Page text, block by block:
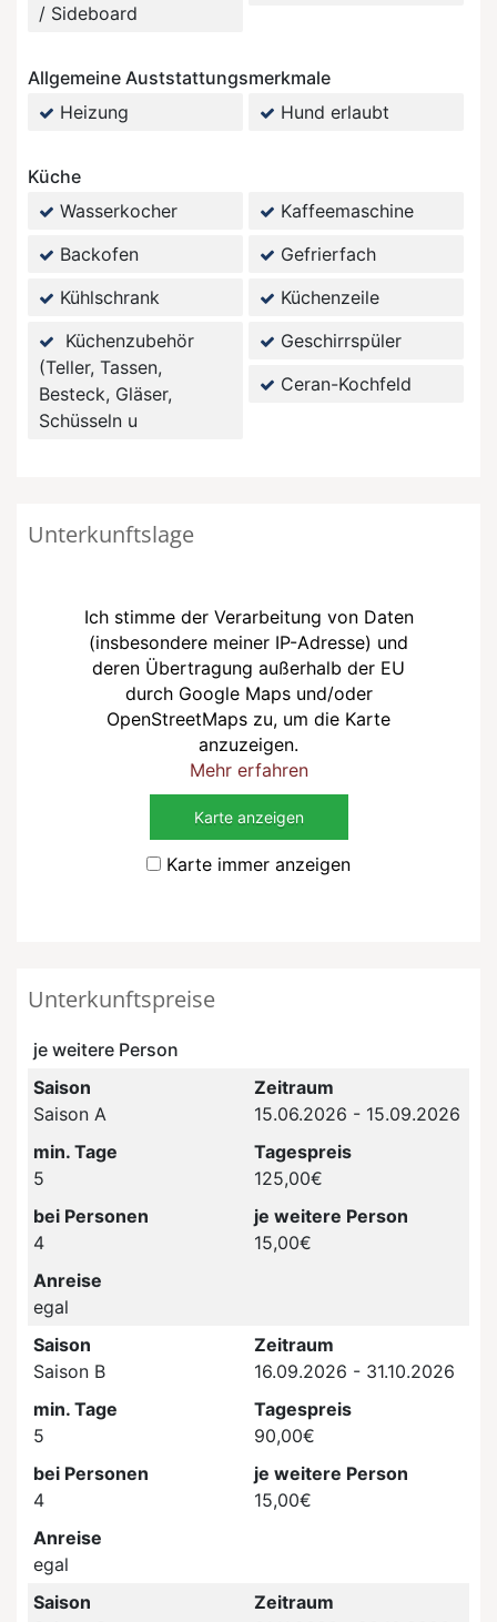
/ Sideboard
Allgemeine Auststattungsmerkmale
Heizung
Hund erlaubt
Küche
Wasserkocher
Kaffeemaschine
Backofen
Gefrierfach
Kühlschrank
Küchenzeile
Küchenzubehör
(Teller, Tassen,
Besteck, Gläser,
Schüsseln u
Geschirrspüler
Ceran-Kochfeld
Unterkunftslage
Ich stimme der Verarbeitung von Daten
(insbesondere meiner IP-Adresse) und
deren Übertragung außerhalb der EU
durch Google Maps und/oder
OpenStreetMaps zu, um die Karte
anzuzeigen.
Mehr erfahren
Karte anzeigen
Karte immer anzeigen
Unterkunftspreise
je weitere Person
Saison
Saison A
Zeitraum
15.06.2026 - 15.09.2026
min. Tage
5
Tagespreis
125,00€
bei Personen
4
je weitere Person
15,00€
Anreise
egal
Saison
Saison B
Zeitraum
16.09.2026 - 31.10.2026
min. Tage
5
Tagespreis
90,00€
bei Personen
4
je weitere Person
15,00€
Anreise
egal
Saison
Zeitraum